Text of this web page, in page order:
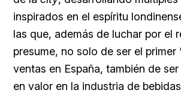
inspirados en el espíritu
las que, además de luchar por el
presume, no solo de ser el primer
ventas en España, también de
en valor en la industria de